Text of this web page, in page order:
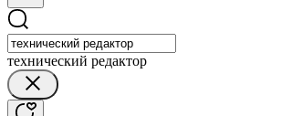
технический редактор